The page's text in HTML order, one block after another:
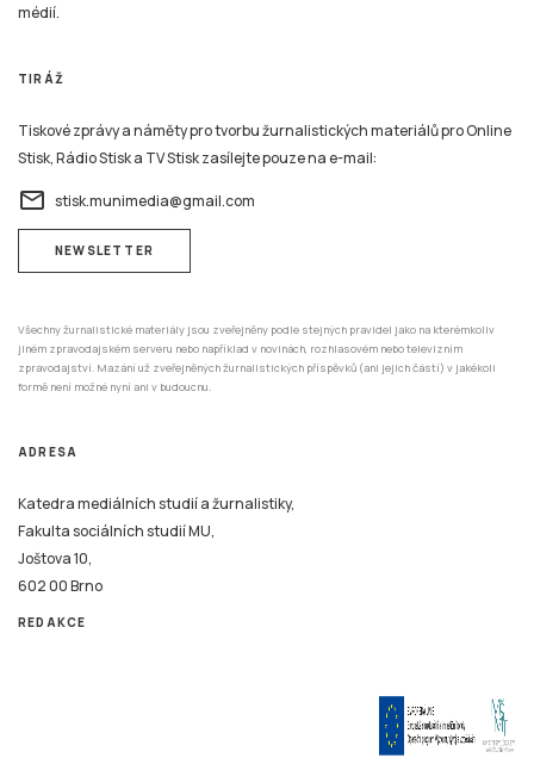
médií.
TIRÁŽ
Tiskové zprávy a náměty pro tvorbu žurnalistických materiálů pro Online
Stisk, Rádio Stisk a TV Stisk zasílejte pouze na e-mail:
email stisk.munimedia@gmail.com
NEWSLETTER
Všechny žurnalistické materiály jsou zveřejněny podle stejných pravidel jako na kterémkoliv
jiném zpravodajském serveru nebo například v novinách, rozhlasovém nebo televizním
zpravodajství. Mazání už zveřejněných žurnalistických příspěvků (ani jejich částí) v jakékoli
formě není možné nyní ani v budoucnu.
ADRESA
Katedra mediálních studií a žurnalistiky,
Fakulta sociálních studií MU,
Joštova 10,
602 00 Brno
REDAKCE